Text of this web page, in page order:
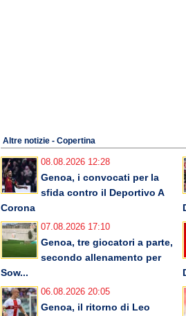
Altre notizie - Copertina
08.08.2026 12:28
Genoa, i convocati per la
sfida contro il Deportivo A
Corona
07.08.2026 17:10
Genoa, tre giocatori a parte,
secondo allenamento per
Sow...
06.08.2026 20:05
Genoa, il ritorno di Leo